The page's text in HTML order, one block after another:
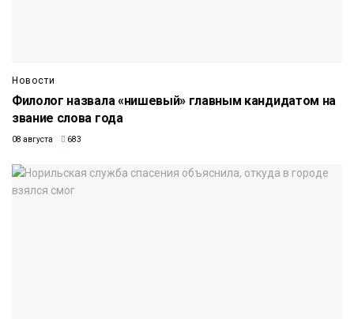
Новости
Филолог назвала «нишевый» главным кандидатом на
звание слова года
08 августа 683